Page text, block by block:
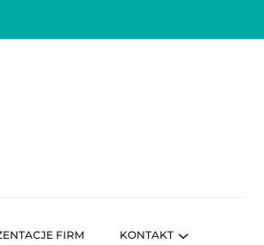
FIRM KONTAKT